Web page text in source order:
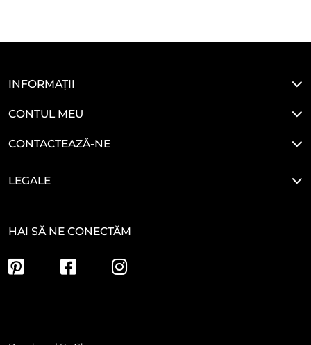
INFORMAȚII
CONTUL MEU
CONTACTEAZĂ-NE
LEGALE
HAI SĂ NE CONECTĂM